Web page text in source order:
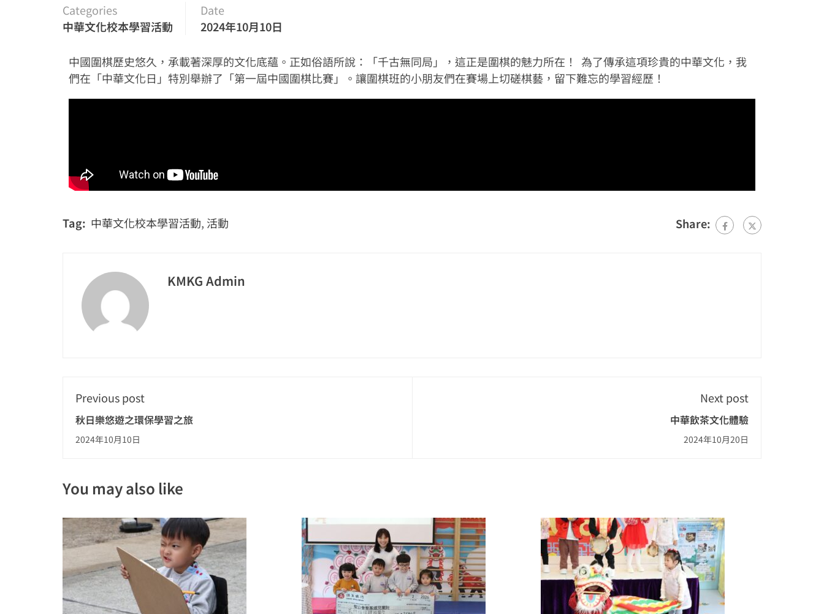
Categories
中華文化校本學習活動
Date
2024年10月10日
中國圍棋歷史悠久，承載著深厚的文化底蘊。正如俗語所說：「千古無同局」，這正是圍棋的魅力所在！ 為了傳承這項珍貴的中華文化，我
們在「中華文化日」特別舉辦了「第一屆中國圍棋比賽」。讓圍棋班的小朋友們在賽場上切磋棋藝，留下難忘的學習經歷！
Tag: 中華文化校本學習活動, 活動 Share:
KMKG Admin
Previous post
秋日樂悠遊之環保學習之旅
2024年10月10日
Next post
中華飲茶文化體驗
2024年10月20日
You may also like